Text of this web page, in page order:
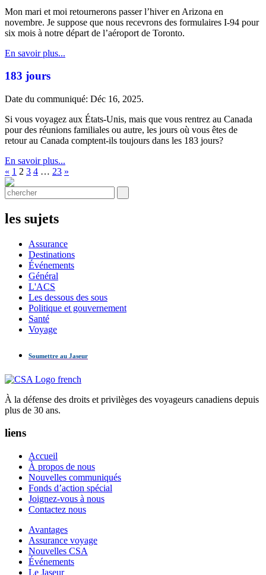
Mon mari et moi retournerons passer l’hiver en Arizona en
novembre. Je suppose que nous recevrons des formulaires I-94 pour
six mois à notre départ de l’aéroport de Toronto.
En savoir plus...
183 jours
Date du communiqué: Déc 16, 2025.
Si vous voyagez aux États-Unis, mais que vous rentrez au Canada
pour des réunions familiales ou autre, les jours où vous êtes de
retour au Canada comptent-ils toujours dans les 183 jours?
En savoir plus...
« 1 2 3 4 … 23 »
les sujets
Assurance
Destinations
Événements
Général
L'ACS
Les dessous des sous
Politique et gouvernement
Santé
Voyage
Soumettre au Jaseur
À la défense des droits et privilèges des voyageurs canadiens depuis
plus de 30 ans.
liens
Accueil
À propos de nous
Nouvelles communiqués
Fonds d’action spécial
Joignez-vous à nous
Contactez nous
Avantages
Assurance voyage
Nouvelles CSA
Événements
Le Jaseur